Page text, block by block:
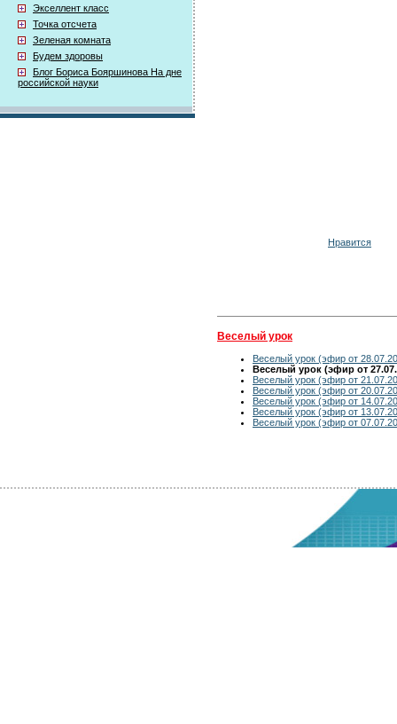
Экселлент класс
Точка отсчета
Зеленая комната
Будем здоровы
Блог Бориса Бояршинова На дне
российской науки
Нравится
Веселый урок
Веселый урок (эфир от
Веселый урок (эфир от
Веселый урок (эфир от
Веселый урок (эфир от
Веселый урок (эфир от
Веселый урок (эфир от
Веселый урок (эфир от